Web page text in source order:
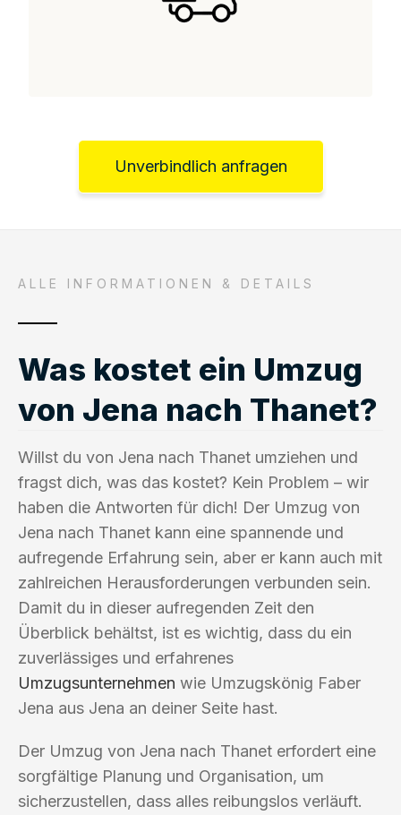
Unverbindlich anfragen
ALLE INFORMATIONEN & DETAILS
Was kostet ein Umzug
von Jena nach Thanet?
Willst du von Jena nach Thanet umziehen und
fragst dich, was das kostet? Kein Problem – wir
haben die Antworten für dich! Der Umzug von
Jena nach Thanet kann eine spannende und
aufregende Erfahrung sein, aber er kann auch mit
zahlreichen Herausforderungen verbunden sein.
Damit du in dieser aufregenden Zeit den
Überblick behältst, ist es wichtig, dass du ein
zuverlässiges und erfahrenes
Umzugsunternehmen wie Umzugskönig Faber
Jena aus Jena an deiner Seite hast.
Der Umzug von Jena nach Thanet erfordert eine
sorgfältige Planung und Organisation, um
sicherzustellen, dass alles reibungslos verläuft.